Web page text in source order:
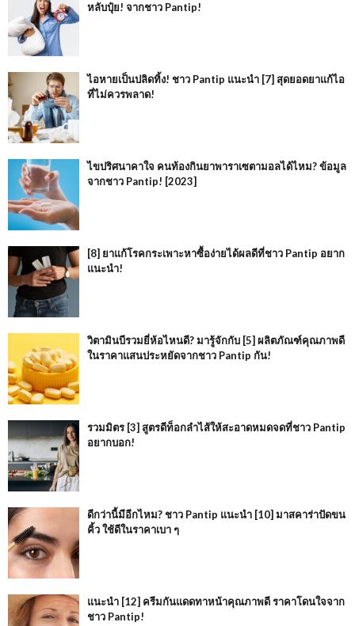
หลับปุ๋ย! จากชาว Pantip!
ไอหายเป็นปลิดทิ้ง! ชาว Pantip แนะนำ [7] สุดยอดยาแก้ไอ
ที่ไม่ควรพลาด!
ไขปริศนาคาใจ คนท้องกินยาพาราเซตามอลได้ไหม? ข้อมูล
จากชาว Pantip! [2023]
[8] ยาแก้โรคกระเพาะหาซื้อง่ายได้ผลดีที่ชาว Pantip อยาก
แนะนำ!
วิตามินบีรวมยี่ห้อไหนดี? มารู้จักกับ [5] ผลิตภัณฑ์คุณภาพดี
ในราคาแสนประหยัดจากชาว Pantip กัน!
รวมมิตร [3] สูตรดีท็อกลำไส้ให้สะอาดหมดจดที่ชาว Pantip
อยากบอก!
ดีกว่านี้มีอีกไหม? ชาว Pantip แนะนำ [10] มาสคาร่าปัดขน
คิ้ว ใช้ดีในราคาเบา ๆ
แนะนำ [12] ครีมกันแดดทาหน้าคุณภาพดี ราคาโดนใจจาก
ชาว Pantip!